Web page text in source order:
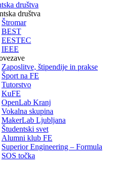
društva
društva
Štromar
BEST
EESTEC
IEEE
Zaposlitve, štipendije in prakse
Šport na FE
Tutorstvo
KuFE
OpenLab Kranj
Vokalna skupina
MakerLab Ljubljana
Študentski svet
Alumni klub FE
Superior Engineering – Formula
SOS točka